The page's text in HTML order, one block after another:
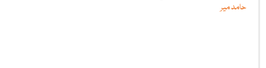
حامد میر